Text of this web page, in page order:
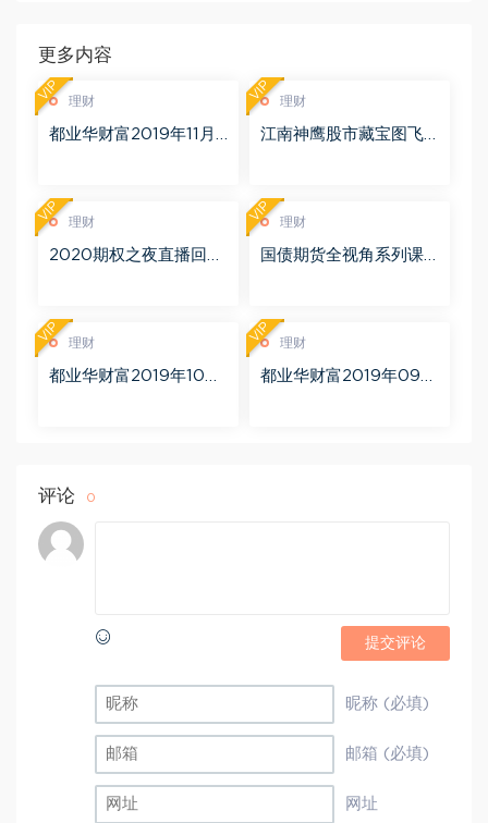
更多内容
理财
都业华财富2019年11月
VIP 理财
江南神鹰股市藏宝图飞
VIP
理财
2020期权之夜直播回放
VIP 理财
国债期货全视角系列课
VIP
理财
都业华财富2019年10月
VIP 理财
都业华财富2019年09月
VIP
评论 0
提交评论
昵称 (必填)
邮箱 (必填)
网址